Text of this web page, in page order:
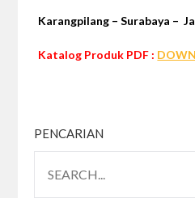
Karangpilang – Surabaya –
Katalog Produk PDF :
PENCARIAN